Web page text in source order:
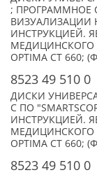
; ПРОГРАММНОЕ
ВИЗУАЛИЗАЦИИ
ИНСТРУКЦИЕЙ.
МЕДИЦИНСКОГО
OPTIMA CT 660;
8523 49 510 0
ДИСКИ
С ПО
ИНСТРУКЦИЕЙ.
МЕДИЦИНСКОГО
OPTIMA CT 660;
8523 49 510 0